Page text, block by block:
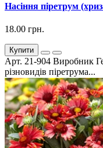
Насіння піретрум
18.00 грн.
Купити
Арт. 21-904 Виробник
різновидів піретрума...